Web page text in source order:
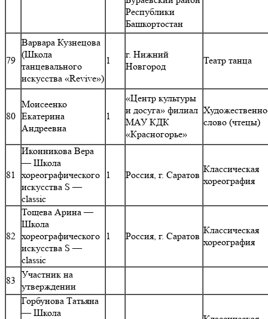
Республики
Башкортостан
79
Варвара Кузнецова
(Школа
танцевального
искусства «Revive»)
1
г. Нижний
Новгород
Театр танца
80
Моисеенко
Екатерина
Андреевна
1
«Центр культуры
и досуга» филиал
МАУ КДК
«Красногорье»
слово (чтецы)
81
Иконникова Вера
— Школа
хореографического
искусства S —
classic
1 Россия, г. Саратов
Классическая
хореография
82
Тощева Арина —
Школа
хореографического
искусства S —
classic
1 Россия, г. Саратов
Классическая
хореография
83
Участник на
утверждении
Горбунова Татьяна
— Школа